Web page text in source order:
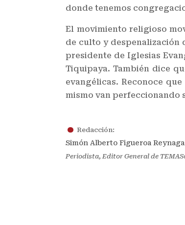
donde tenemos
El movimiento religioso
de culto y despenalización
presidente de Iglesias
Tiquipaya. También dice
evangélicas. Reconoce
mismo van perfeccionando
. Redacción:
Simón Alberto Figueroa Reynaga
Periodista, Editor General de